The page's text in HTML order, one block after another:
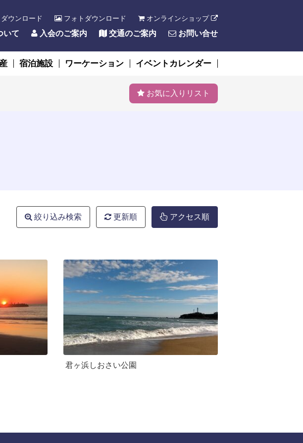
ウンロード フォトダウンロード オンラインショップ
いて 入会のご案内 交通のご案内 お問い合せ
宿泊施設 ワーケーション イベントカレンダー
お気に入りリスト
絞り込み検索 更新順 アクセス順
君ヶ浜しおさい公園